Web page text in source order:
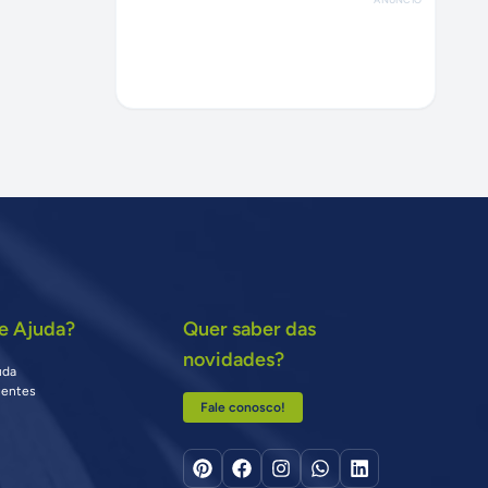
Ajuda?
Quer saber das
novidades?
Fale conosco!